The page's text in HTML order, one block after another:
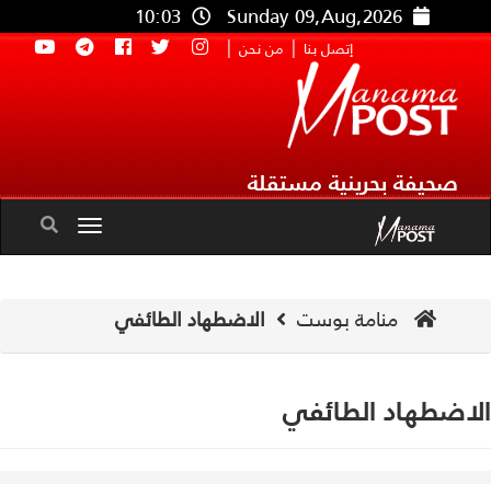
Sunday 09,Aug,2026
10:03
إتصل بنا | من نحن |
صحيفة بحرينية مستقلة
Toggle
navigation
منامة بوست الاضطهاد الطائفي
الطائفي